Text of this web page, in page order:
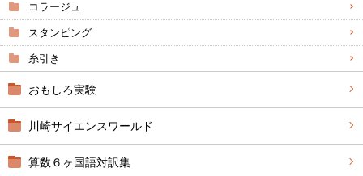
コラージュ
スタンピング
糸引き
おもしろ実験
川崎サイエンスワールド
算数６ヶ国語対訳集